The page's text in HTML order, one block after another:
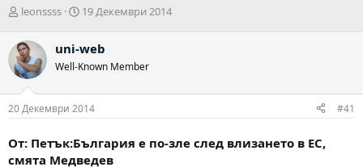
А
т
о
р
leonssss
Н
а
л
а
д
т
а
19 Декември 2014
uni-web
Well-Known Member
20 Декември 2014 #41
От: Петък:България е по-зле след влизането в ЕС,
смята Медведев